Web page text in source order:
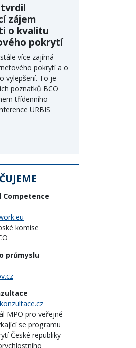
zájem
o kvalitu
pokrytí
více zajímá
pokrytí a o
vylepšení. To je
poznatků BCO
třídenního
URBIS
Competence
komise
průmyslu
MPO pro veřejné
se programu
České republiky